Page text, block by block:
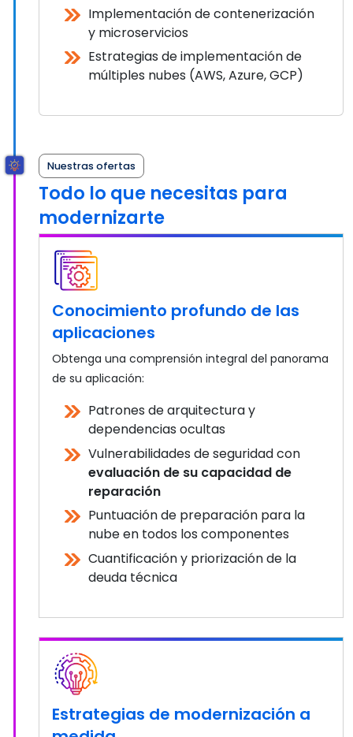
Implementación de contenerización
y microservicios
Estrategias de implementación de
múltiples nubes (AWS, Azure, GCP)
Nuestras ofertas
Todo lo que necesitas para
modernizarte
Conocimiento profundo de las
aplicaciones
Obtenga una comprensión integral del panorama
de su aplicación:
Patrones de arquitectura y
dependencias ocultas
Vulnerabilidades de seguridad con
evaluación de su capacidad de
reparación
Puntuación de preparación para la
nube en todos los componentes
Cuantificación y priorización de la
deuda técnica
Estrategias de modernización a